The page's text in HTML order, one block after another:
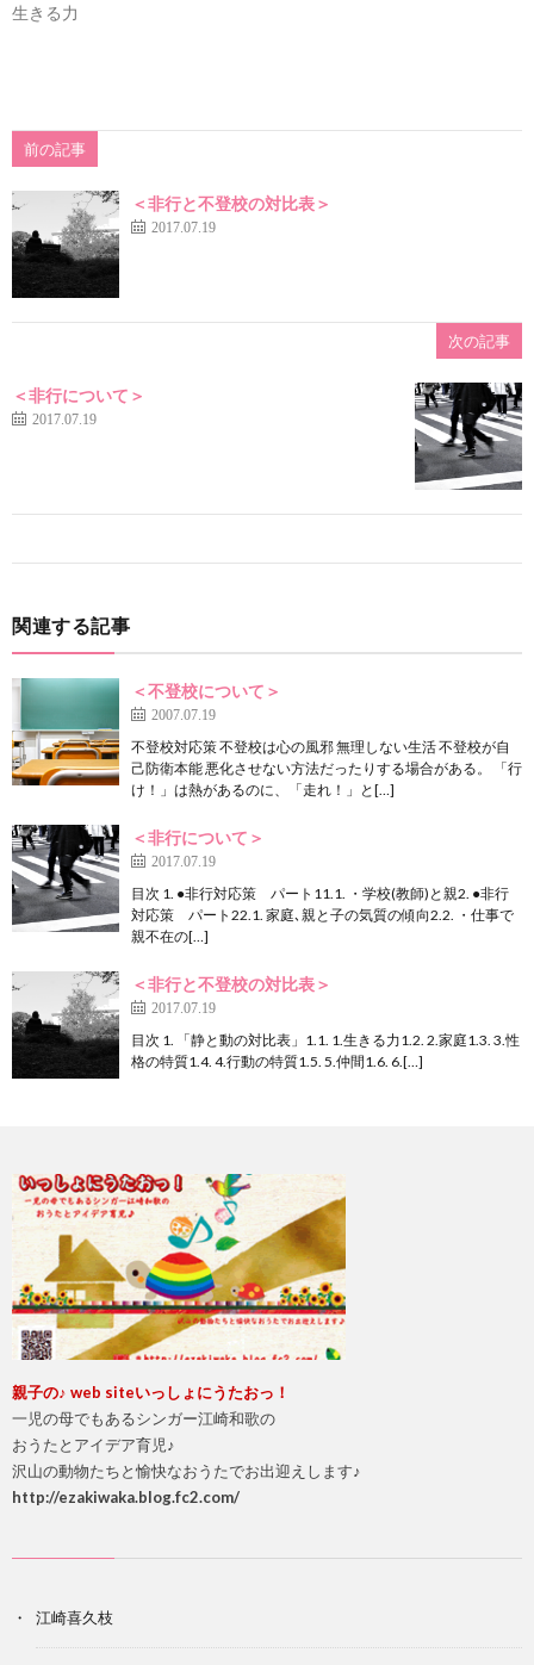
生きる力
前の記事
＜非行と不登校の対比表＞
2017.07.19
次の記事
＜非行について＞
2017.07.19
関連する記事
＜不登校について＞
2007.07.19
不登校対応策 不登校は心の風邪 無理しない生活 不登校が自
己防衛本能 悪化させない方法だったりする場合がある。 「行
け！」は熱があるのに、「走れ！」と[…]
＜非行について＞
2017.07.19
目次 1. ●非行対応策 パート11.1. ・学校(教師)と親2. ●非行
対応策 パート22.1. 家庭､親と子の気質の傾向2.2. ・仕事で
親不在の[…]
＜非行と不登校の対比表＞
2017.07.19
目次 1. 「静と動の対比表」1.1. 1.生きる力1.2. 2.家庭1.3. 3.性
格の特質1.4. 4.行動の特質1.5. 5.仲間1.6. 6.[…]
親子の♪ web siteいっしょにうたおっ！
一児の母でもあるシンガー江崎和歌の
おうたとアイデア育児♪
沢山の動物たちと愉快なおうたでお出迎えします♪
http://ezakiwaka.blog.fc2.com/
江崎喜久枝